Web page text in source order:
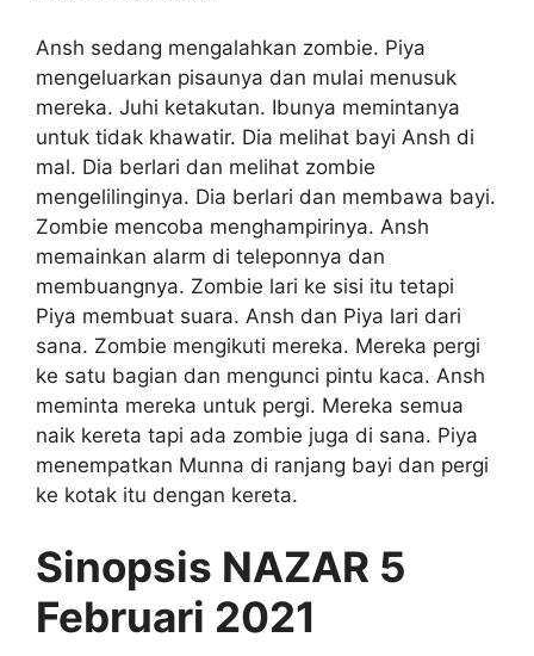
Ansh sedang mengalahkan zombie. Piya
mengeluarkan pisaunya dan mulai menusuk
mereka. Juhi ketakutan. Ibunya memintanya
untuk tidak khawatir. Dia melihat bayi Ansh di
mal. Dia berlari dan melihat zombie
mengelilinginya. Dia berlari dan membawa bayi.
Zombie mencoba menghampirinya. Ansh
memainkan alarm di teleponnya dan
membuangnya. Zombie lari ke sisi itu tetapi
Piya membuat suara. Ansh dan Piya lari dari
sana. Zombie mengikuti mereka. Mereka pergi
ke satu bagian dan mengunci pintu kaca. Ansh
meminta mereka untuk pergi. Mereka semua
naik kereta tapi ada zombie juga di sana. Piya
menempatkan Munna di ranjang bayi dan pergi
ke kotak itu dengan kereta.
Sinopsis NAZAR 5
Februari 2021